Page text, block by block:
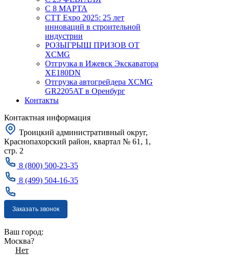
С 8 МАРТА
CTT Expo 2025: 25 лет
инноваций в строительной
индустрии
РОЗЫГРЫШ ПРИЗОВ ОТ
XCMG
Отгрузка в Ижевск Экскаватора
XE180DN
Отгрузка автогрейдера XCMG
GR2205AT в Оренбург
Контакты
Контактная информация
Троицкий административный округ,
Краснопахорский район, квартал № 61, 1,
стр. 2
8 (800) 500-23-35
8 (499) 504-16-35
Заказать звонок
Ваш город:
Москва?
Нет